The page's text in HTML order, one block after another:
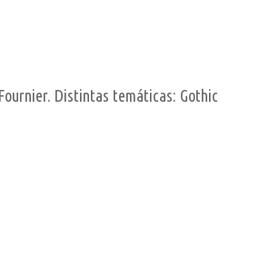
Distintas temáticas: Gothic